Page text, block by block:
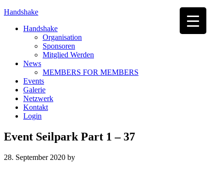
Handshake
Handshake
Organisation
Sponsoren
Mitglied Werden
News
MEMBERS FOR MEMBERS
Events
Galerie
Netzwerk
Kontakt
Login
Event Seilpark Part 1 – 37
28. September 2020 by